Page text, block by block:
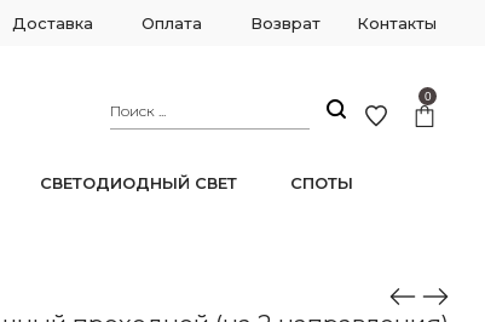
Доставка Оплата Возврат Контакты
0
СВЕТОДИОДНЫЙ СВЕТ СПОТЫ